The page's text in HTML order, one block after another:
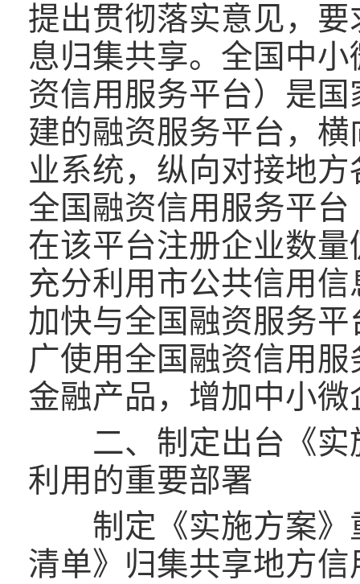
提出贯彻落实意见，
息归集共享。全国中
资信用服务平台）是
建的融资服务平台，
业系统，纵向对接地
全国融资信用服务平
在该平台注册企业数
充分利用市公共信用
加快与全国融资服务
广使用全国融资信用
金融产品，增加中小
二、制定出台《实
利用的重要部署
制定《实施方案》
清单》归集共享地方